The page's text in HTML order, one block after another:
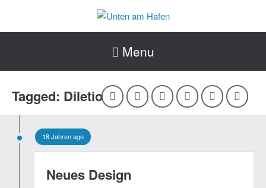
Menu
Tagged: Diletio
18 Jahren ago
Neues Design